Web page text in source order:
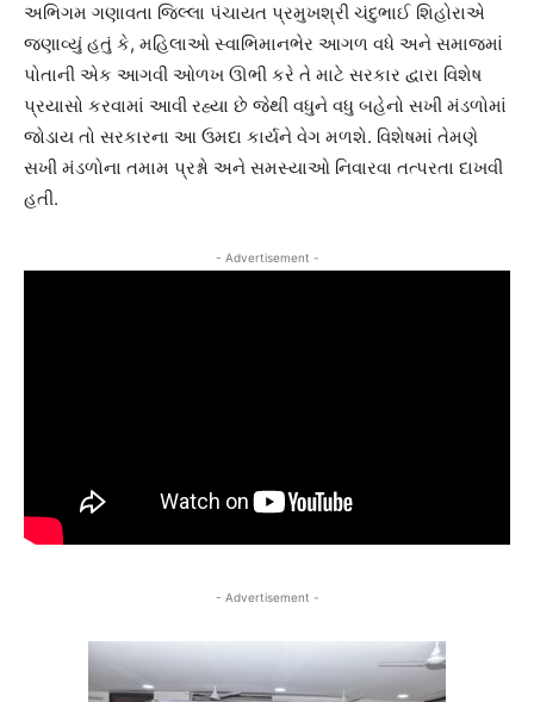
અભિગમ ગણાવતા જિલ્લા પંચાયત પ્રમુખશ્રી ચંદુભાઈ શિહોરાએ
જણાવ્યું હતું કે, મહિલાઓ સ્વાભિમાનભેર આગળ વધે અને સમાજમાં
પોતાની એક આગવી ઓળખ ઊભી કરે તે માટે સરકાર દ્વારા વિશેષ
પ્રયાસો કરવામાં આવી રહ્યા છે જેથી વધુને વધુ બહેનો સખી મંડળોમાં
જોડાય તો સરકારના આ ઉમદા કાર્યને વેગ મળશે. વિશેષમાં તેમણે
સખી મંડળોના તમામ પ્રશ્નો અને સમસ્યાઓ નિવારવા તત્પરતા દાખવી
હતી.
- Advertisement -
- Advertisement -